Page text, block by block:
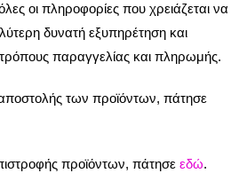
οι πληροφορίες που χρειάζεται να
δυνατή εξυπηρέτηση και
τρόπους παραγγελίας και πληρωμής.
αποστολής των προϊόντων, πάτησε
προϊόντων, πάτησε εδώ.